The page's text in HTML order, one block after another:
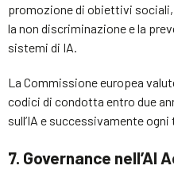
promozione di obiettivi sociali,
la non discriminazione e la
sistemi di IA.
La Commissione europea
codici di condotta entro due
sull’IA e successivamente ogni
7. Governance nell’AI